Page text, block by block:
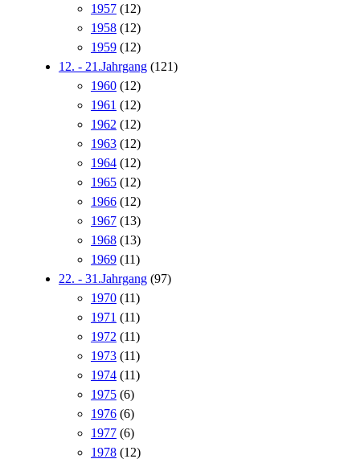
1957 (12)
1958 (12)
1959 (12)
12. - 21.Jahrgang (121)
1960 (12)
1961 (12)
1962 (12)
1963 (12)
1964 (12)
1965 (12)
1966 (12)
1967 (13)
1968 (13)
1969 (11)
22. - 31.Jahrgang (97)
1970 (11)
1971 (11)
1972 (11)
1973 (11)
1974 (11)
1975 (6)
1976 (6)
1977 (6)
1978 (12)